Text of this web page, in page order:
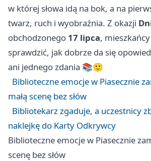
w której słowa idą na bok, a na
twarz, ruch i wyobraźnia. Z okazji
obchodzonego 17 lipca,
sprawdzić, jak dobrze da się
ani jednego zdania 📚🙂
Biblioteczne emocje w Piasecznie
małą scenę bez słów
Bibliotekarz zgaduje, a uczestnicy
naklejkę do Karty Odkrywcy
Biblioteczne emocje w Piasecznie
scenę bez słów